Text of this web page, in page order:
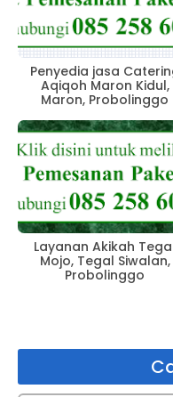
Penyedia jasa
Aqiqoh Maron Kidul,
Maron, Probolinggo
Layanan Akikah
Mojo, Tegal Siwalan,
Probolinggo